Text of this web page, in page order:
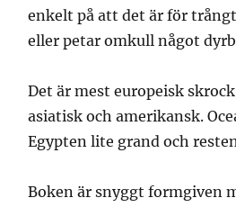
enkelt på att det är för
eller petar omkull något
Det är mest europeisk
asiatisk och amerikansk.
Egypten lite grand och
Boken är snyggt formgiven